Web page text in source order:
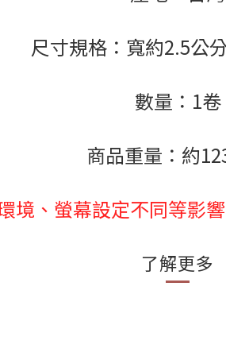
尺寸規格：寬約2.5公
數量：1卷
商品重量：約
境、螢幕設定不同等影
了解更多